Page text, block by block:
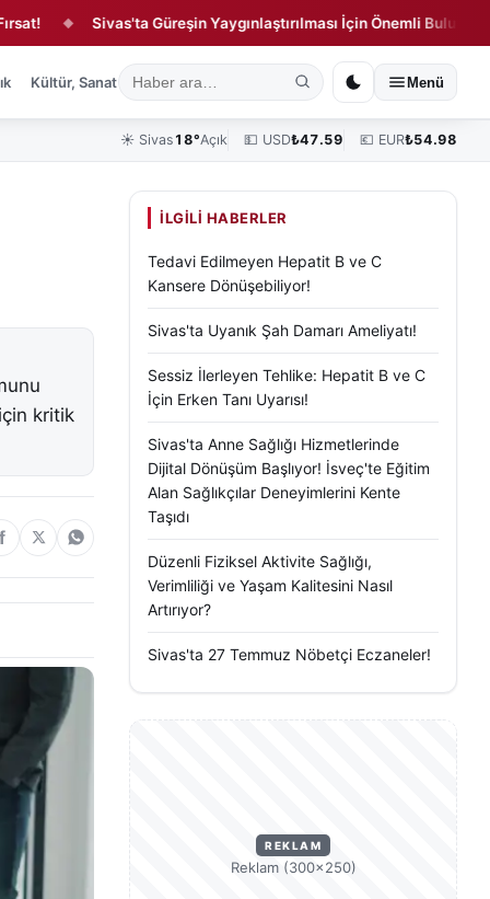
◆ Sivas'ta Güreşin Yaygınlaştırılması İçin Önemli Buluşma!
Kültür, Sanat ve Tarih Yaşam Sivas Vefat Edenler Köşe
Menü
☀️ Sivas 18°Açık 💵 USD₺47.59 💶 EUR₺54.98
kritik
İLGILI HABERLER
Tedavi Edilmeyen Hepatit B ve C
Kansere Dönüşebiliyor!
Sivas'ta Uyanık Şah Damarı Ameliyatı!
Sessiz İlerleyen Tehlike: Hepatit B ve C
İçin Erken Tanı Uyarısı!
Sivas'ta Anne Sağlığı Hizmetlerinde
Dijital Dönüşüm Başlıyor! İsveç'te Eğitim
Alan Sağlıkçılar Deneyimlerini Kente
Taşıdı
Düzenli Fiziksel Aktivite Sağlığı,
Verimliliği ve Yaşam Kalitesini Nasıl
Artırıyor?
Sivas'ta 27 Temmuz Nöbetçi Eczaneler!
REKLAM
Reklam (300×250)